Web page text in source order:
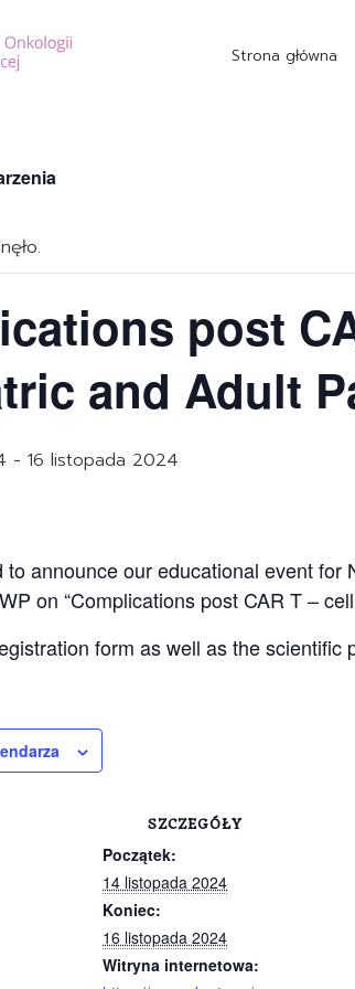
Strona główna
post
and Adult
- 16 listopada 2024
to announce our educational event
on “Complications post CAR T –
form as well as the scientific
SZCZEGÓŁY
Początek:
14 listopada 2024
Koniec:
16 listopada 2024
Witryna internetowa: